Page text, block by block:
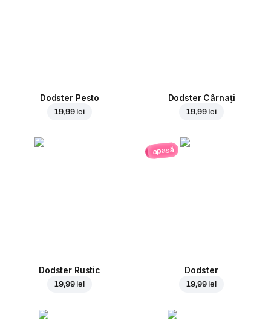
Dodster Pesto
19,99 lei
Dodster Cârnați
19,99 lei
Dodster Rustic
19,99 lei
apasă
Dodster
19,99 lei